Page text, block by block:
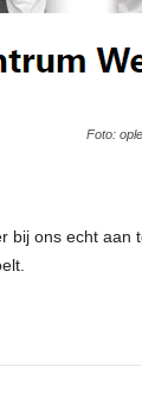
Foto:
bij ons echt aan